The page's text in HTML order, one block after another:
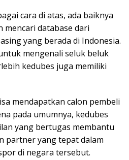
cara di atas, ada baiknya
mencari database dari
yang berada di Indonesia.
mengenali seluk beluk
kedubes juga memiliki
mendapatkan calon pembeli
pada umumnya, kedubes
yang bertugas membantu
partner yang tepat dalam
di negara tersebut.